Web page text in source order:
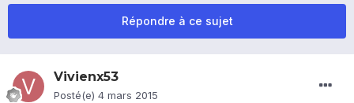
Répondre à ce sujet
Vivienx53
Posté(e) 4 mars 2015